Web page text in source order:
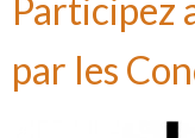
Participez
par les